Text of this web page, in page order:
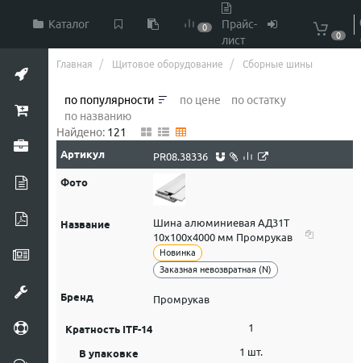
Каталог 0
Прайс-
лист
0
Главная Щитовое оборудование Сборные шины
по популярности по цене
по остатку
по названию
Найдено: 121
PR08.38336
Шина алюминиевая АД31Т
10х100х4000 мм Промрукав
Новинка
Заказная невозвратная (N)
Промрукав
1
1 шт.